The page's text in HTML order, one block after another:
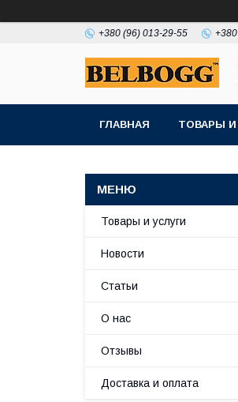
+380 (96) 013-29-55
ГЛАВНАЯ ТОВАРЫ И
Товары и услуги
Новости
Статьи
О нас
Отзывы
Доставка и оплата